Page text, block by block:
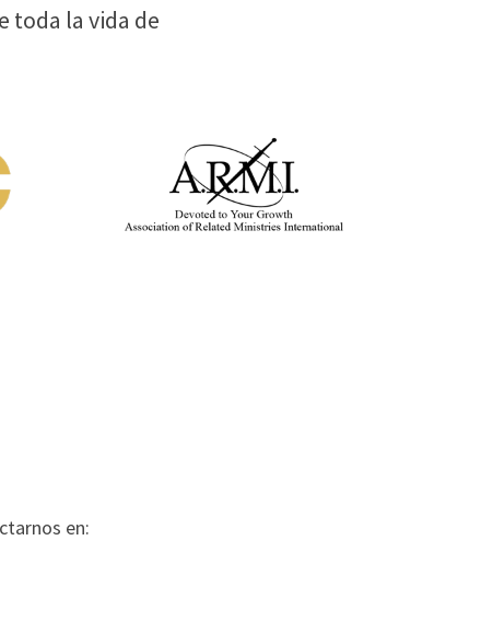
toda la vida de
en: